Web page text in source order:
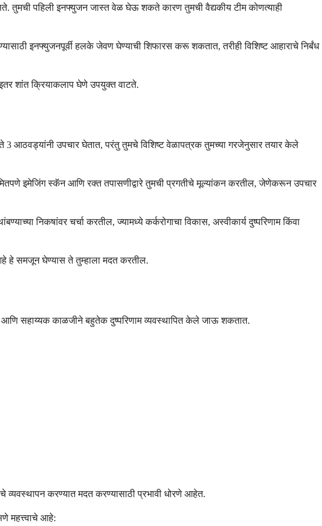
तुमची पहिली इनफ्युजन जास्त वेळ घेऊ शकते कारण तुमची वैद्यकीय टीम कोणत्याही
इनफ्युजनपूर्वी हलके जेवण घेण्याची शिफारस करू शकतात, तरीही विशिष्ट आहाराचे निर्बंध
शांत क्रियाकलाप घेणे उपयुक्त वाटते.
आठवड्यांनी उपचार घेतात, परंतु तुमचे विशिष्ट वेळापत्रक तुमच्या गरजेनुसार तयार केले
इमेजिंग स्कॅन आणि रक्त तपासणीद्वारे तुमची प्रगतीचे मूल्यांकन करतील, जेणेकरून उपचार
निकषांवर चर्चा करतील, ज्यामध्ये कर्करोगाचा विकास, अस्वीकार्य दुष्परिणाम किंवा
हे समजून घेण्यास ते तुम्हाला मदत करतील.
आणि सहाय्यक काळजीने बहुतेक दुष्परिणाम व्यवस्थापित केले जाऊ शकतात.
करण्यात मदत करण्यासाठी प्रभावी धोरणे आहेत.
महत्त्वाचे आहे: